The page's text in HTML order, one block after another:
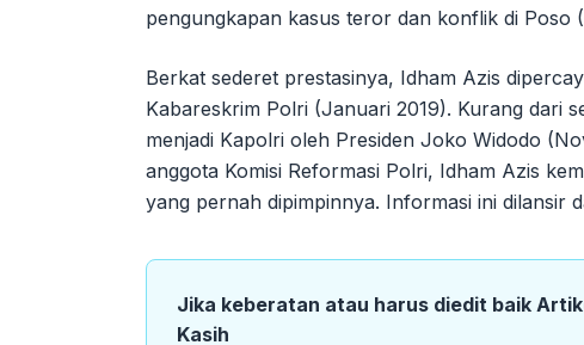
pengungkapan kasus teror dan konflik di Poso
Berkat sederet prestasinya, Idham Azis
Kabareskrim Polri (Januari 2019). Kurang dari
menjadi Kapolri oleh Presiden Joko Widodo
anggota Komisi Reformasi Polri, Idham Azis
yang pernah dipimpinnya. Informasi ini dilansir
Jika keberatan atau harus diedit baik
Kasih